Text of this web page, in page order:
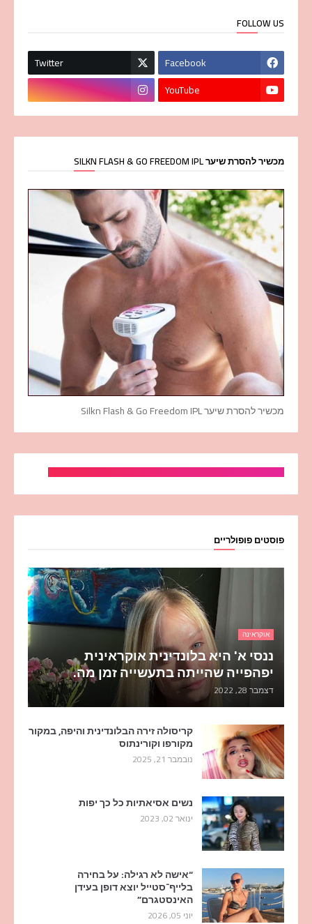
FOLLOW US
Facebook
Twitter
YouTube
מכשיר להסרת שיער SILKN FLASH & GO FREEDOM IPL
מכשיר להסרת שיער Silkn Flash & Go Freedom IPL
פוסטים פופולריים
אוקראינה
ננסי א' היא בלונדינית אוקראינית
יפהפייה שהייתה בתעשייה זמן מה.
דצמבר 28, 2022
קריסולה זירה הבלונדינית והיפה, במקור
מקורפו וקורינתוס
נובמבר 21, 2025
נשים אסיאתיות כל כך יפות
ינואר 02, 2023
“אישה לא רגילה: על בחירה
בלייף־סטייל יוצא דופן בעידן
האינסטגרם”
יוני 05, 2026